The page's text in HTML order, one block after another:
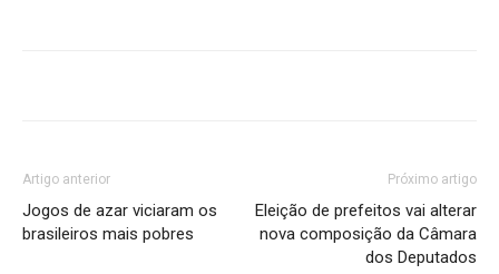
Artigo anterior
Jogos de azar viciaram os
brasileiros mais pobres
Próximo artigo
Eleição de prefeitos vai alterar
nova composição da Câmara
dos Deputados